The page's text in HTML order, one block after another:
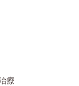
療